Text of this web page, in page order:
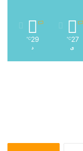
27
℃
ی
29
℃
د